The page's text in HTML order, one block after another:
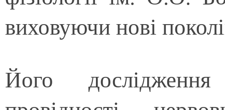
виховуючи нові
Його